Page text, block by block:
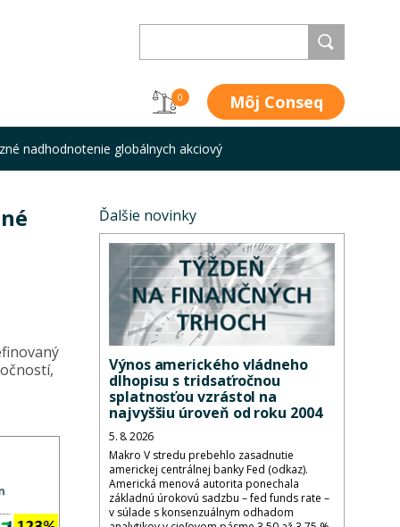
0 Môj Conseq
nadhodnotenie globálnych akciový
Ďalšie novinky
Výnos amerického vládneho
dlhopisu s tridsaťročnou
splatnosťou vzrástol na
najvyššiu úroveň od roku 2004
5. 8. 2026
Makro V stredu prebehlo zasadnutie
americkej centrálnej banky Fed (odkaz).
Americká menová autorita ponechala
základnú úrokovú sadzbu – fed funds rate –
v súlade s konsenzuálnym odhadom